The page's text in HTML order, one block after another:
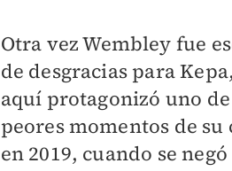
Otra vez Wembley fue
de desgracias para
aquí protagonizó uno
peores momentos de su
en 2019, cuando se